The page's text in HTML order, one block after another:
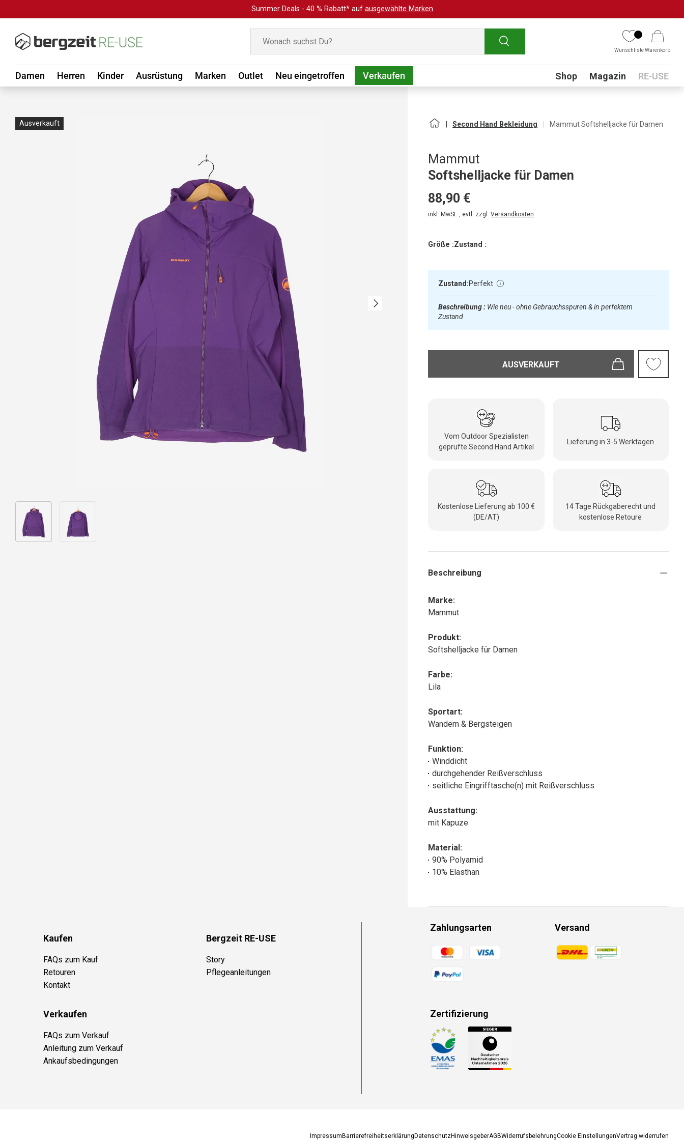
Summer Deals - 40 % Rabatt* auf ausgewählte Marken
Suchen
WunschlisteWarenkorb
Damen Herren Kinder Ausrüstung Marken Outlet Neu eingetroffen Verkaufen Submenu
Shop Magazin RE-USE
Ausverkauft
Nächste
Bild 1 in Galerieansicht laden
Second Hand Bekleidung Mammut Softshelljacke für Damen
Mammut
Softshelljacke für Damen
88,90 €
inkl. MwSt. , evtl. zzgl.Versandkosten
Größe :Zustand :
Zustand:Perfekt
Beschreibung : Wie neu - ohne Gebrauchsspuren & in perfektem
Zustand
AUSVERKAUFT
Vom Outdoor Spezialisten
geprüfte Second Hand Artikel
Lieferung in 3-5 Werktagen
Kostenlose Lieferung ab 100 €
(DE/AT)
14 Tage Rückgaberecht und
kostenlose Retoure
Beschreibung
Marke:
Mammut
Produkt:
Softshelljacke für Damen
Farbe:
Lila
Sportart:
Wandern & Bergsteigen
Funktion:
Winddicht
durchgehender Reißverschluss
seitliche Eingrifftasche(n) mit Reißverschluss
Ausstattung:
mit Kapuze
Material:
90% Polyamid
10% Elasthan
Kaufen
FAQs zum Kauf
Retouren
Kontakt
Bergzeit RE-USE
Story
Pflegeanleitungen
Verkaufen
FAQs zum Verkauf
Anleitung zum Verkauf
Ankaufsbedingungen
Zahlungsarten
Zahlungsmethoden
Versand
Zahlungsmethoden
Zertifizierung
Zahlungsmethoden
Impressum Barrierefreiheitserklärung DatenschutzHinweisgeberAGBWiderrufsbelehrungCookie EinstellungenVertrag widerrufen